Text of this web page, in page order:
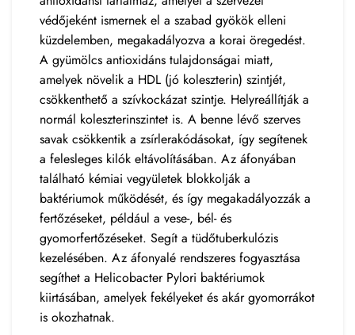
védőjeként ismernek el a szabad gyökök elleni
küzdelemben, megakadályozva a korai öregedést.
A gyümölcs antioxidáns tulajdonságai miatt,
amelyek növelik a HDL (jó koleszterin) szintjét,
csökkenthető a szívkockázat szintje. Helyreállítják a
normál koleszterinszintet is. A benne lévő szerves
savak csökkentik a zsírlerakódásokat, így segítenek
a felesleges kilók eltávolításában. Az áfonyában
található kémiai vegyületek blokkolják a
baktériumok működését, és így megakadályozzák a
fertőzéseket, például a vese-, bél- és
gyomorfertőzéseket. Segít a tüdőtuberkulózis
kezelésében. Az áfonyalé rendszeres fogyasztása
segíthet a Helicobacter Pylori baktériumok
kiirtásában, amelyek fekélyeket és akár gyomorrákot
is okozhatnak.